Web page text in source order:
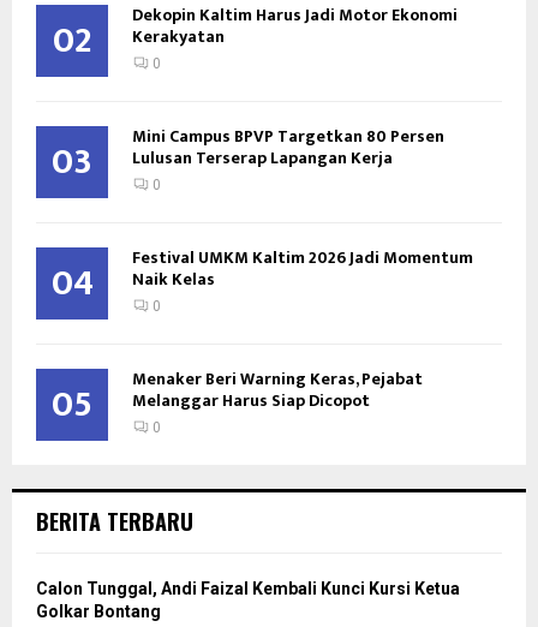
02 Dekopin Kaltim Harus Jadi Motor Ekonomi
Kerakyatan
0
03 Mini Campus BPVP Targetkan 80 Persen
Lulusan Terserap Lapangan Kerja
0
04 Festival UMKM Kaltim 2026 Jadi Momentum
Naik Kelas
0
05 Menaker Beri Warning Keras, Pejabat
Melanggar Harus Siap Dicopot
0
BERITA TERBARU
Calon Tunggal, Andi Faizal Kembali Kunci Kursi Ketua
Golkar Bontang